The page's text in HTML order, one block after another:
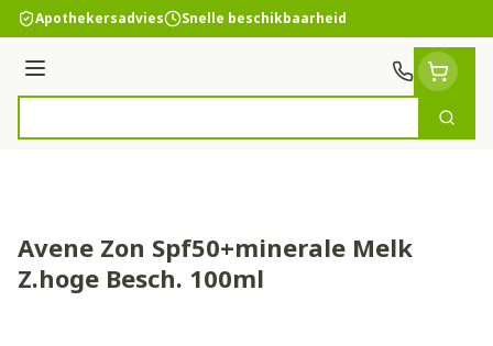
Ga naar de inhoud
Apothekersadvies Snelle beschikbaarheid
Menu
Zoek
Avene Zon Spf50+minerale Melk
Z.hoge Besch. 100ml